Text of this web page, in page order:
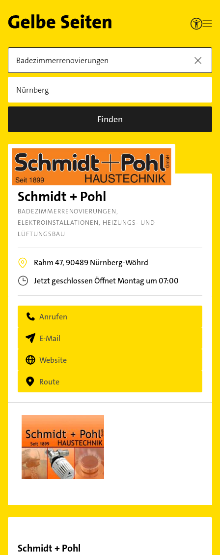
Finden
Schmidt + Pohl
BADEZIMMERRENOVIERUNGEN
ELEKTROINSTALLATIONEN
HEIZUNGS- UND
LÜFTUNGSBAU
Rahm 47,90489Nürnberg-Wöhrd
Jetzt geschlossenÖffnet Montag um 07:00
Anrufen
E-Mail
Website
Route
Schmidt + Pohl